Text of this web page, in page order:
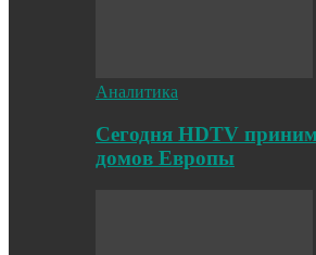
Аналитика
Cегодня HDTV
домов Европы